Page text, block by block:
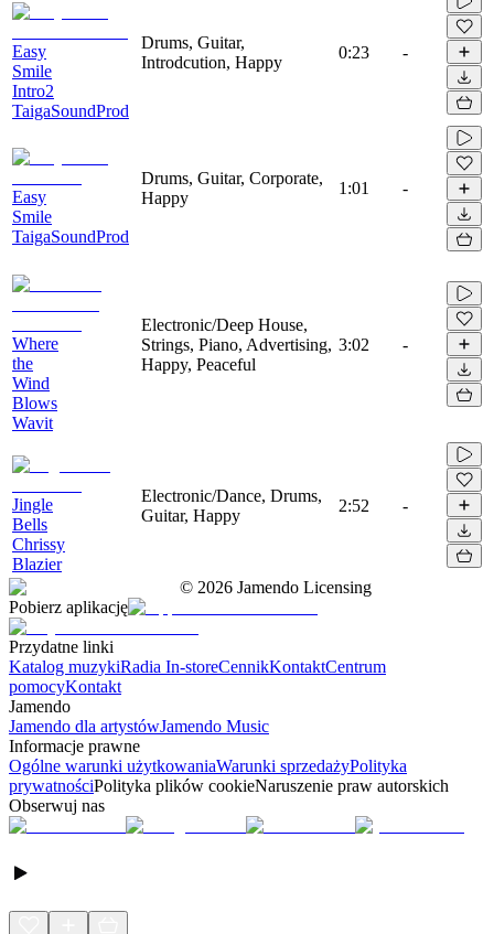
Easy
Smile
Intro2
TaigaSoundProd
Drums, Guitar,
Introdcution, Happy
0:23 -
Easy
Smile
TaigaSoundProd
Drums, Guitar, Corporate,
Happy
1:01 -
Where
the
Wind
Blows
Wavit
Electronic/Deep House,
Strings, Piano, Advertising,
Happy, Peaceful
3:02 -
Jingle
Bells
Chrissy
Blazier
Electronic/Dance, Drums,
Guitar, Happy
2:52 -
© 2026 Jamendo Licensing
Pobierz aplikację
Przydatne linki
Katalog muzykiRadia In-storeCennikKontaktCentrum
pomocyKontakt
Jamendo
Jamendo dla artystówJamendo Music
Informacje prawne
Ogólne warunki użytkowaniaWarunki sprzedażyPolityka
prywatnościPolityka plików cookieNaruszenie praw autorskich
Obserwuj nas